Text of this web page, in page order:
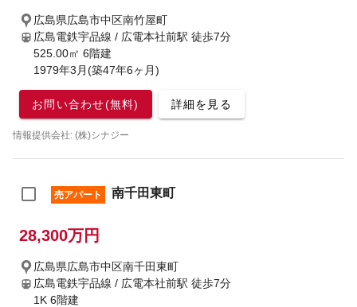
広島県広島市中区南竹屋町
広島電鉄宇品線 / 広電本社前駅 徒歩7分
525.00㎡ 6階建
1979年3月(築47年6ヶ月)
お問い合わせ(無料) 詳細を見る
情報提供会社: (株)シナジー
売アパート 南千田東町
28,300万円
広島県広島市中区南千田東町
広島電鉄宇品線 / 広電本社前駅 徒歩7分
1K 6階建